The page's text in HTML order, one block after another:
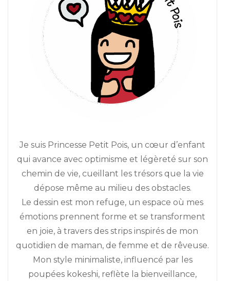
Je suis Princesse Petit Pois, un cœur d’enfant
qui avance avec optimisme et légèreté sur son
chemin de vie, cueillant les trésors que la vie
dépose même au milieu des obstacles.
Le dessin est mon refuge, un espace où mes
émotions prennent forme et se transforment
en joie, à travers des strips inspirés de mon
quotidien de maman, de femme et de rêveuse.
Mon style minimaliste, influencé par les
poupées kokeshi, reflète la bienveillance,